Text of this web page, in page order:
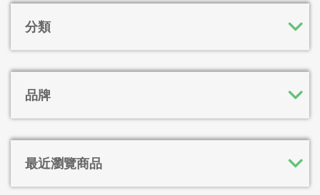
分類
品牌
最近瀏覽商品